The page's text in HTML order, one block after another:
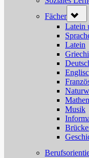
Fächer sub-
menu
Latein
Latein
Musik